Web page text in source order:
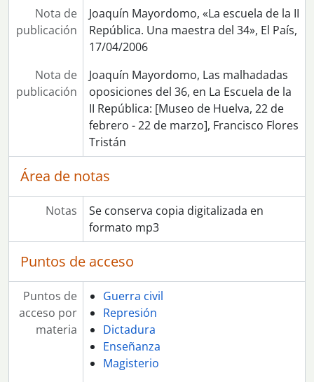
Nota de
publicación
Joaquín Mayordomo, «La escuela de la II
República. Una maestra del 34», El País,
17/04/2006
Nota de
publicación
Joaquín Mayordomo, Las malhadadas
oposiciones del 36, en La Escuela de la
II República: [Museo de Huelva, 22 de
febrero - 22 de marzo], Francisco Flores
Tristán
Área de notas
Notas
Se conserva copia digitalizada en
formato mp3
Puntos de acceso
Puntos de
acceso por
materia
Guerra civil
Represión
Dictadura
Enseñanza
Magisterio